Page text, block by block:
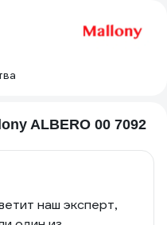
ALBERO 00 7092
наш эксперт,